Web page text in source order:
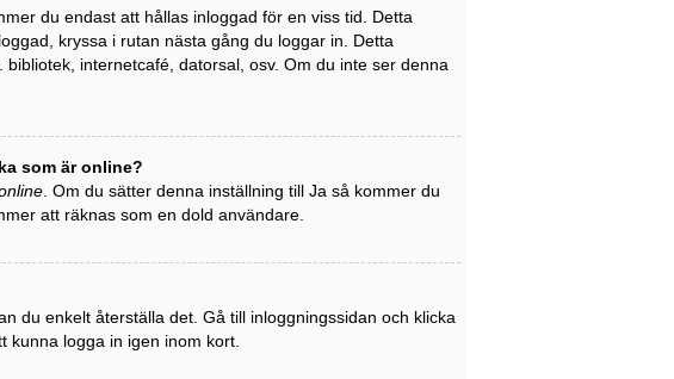
du endast att hållas inloggad för en viss tid. Detta
kryssa i rutan nästa gång du loggar in. Detta
internetcafé, datorsal, osv. Om du inte ser denna
som är online?
. Om du sätter denna inställning till Ja så kommer du
att räknas som en dold användare.
du enkelt återställa det. Gå till inloggningssidan och klicka
kunna logga in igen inom kort.